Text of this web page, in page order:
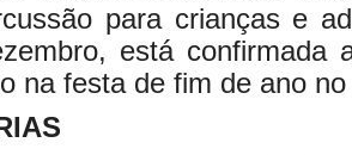
para crianças e
está confirmada
na festa de fim de ano